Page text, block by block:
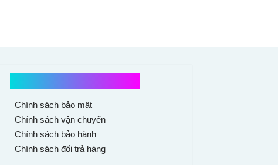
Chính sách bảo mật
Chính sách vận chuyển
Chính sách bảo hành
Chính sách đổi trả hàng